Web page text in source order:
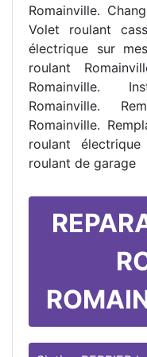
Romainville.
Volet roulant
électrique sur
roulant
Romainville.
Romainville.
Romainville.
roulant
roulant de garage